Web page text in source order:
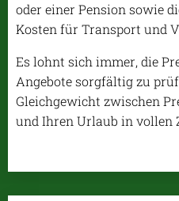
oder einer Pension sowie
Kosten für Transport und
Es lohnt sich immer, die
Angebote sorgfältig zu
Gleichgewicht zwischen
und Ihren Urlaub in vollen